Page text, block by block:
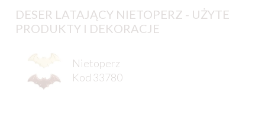
DESER LATAJĄCY NIETOPERZ - UŻYTE
PRODUKTY I DEKORACJE
Nietoperz
Kod 33780